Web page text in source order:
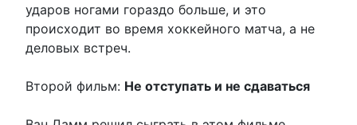
ударов ногами гораздо больше, и это
происходит во время хоккейного матча, а не
деловых встреч.
Второй фильм: Не отступать и не сдаваться